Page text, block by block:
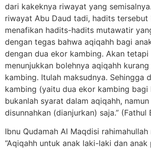
dari kakeknya riwayat yang
riwayat Abu Daud tadi, hadits tersebut
menafikan hadits-hadits mutawatir
dengan tegas bahwa aqiqahh bagi
dengan dua ekor kambing. Akan
menunjukkan bolehnya aqiqahh
kambing. Itulah maksudnya. Sehingga
kambing (yaitu dua ekor kambing bagi
bukanlah syarat dalam aqiqahh,
disunnahkan (dianjurkan) saja.” (Fathul
Ibnu Qudamah Al Maqdisi rahimahullah
“Aqiqahh untuk anak laki-laki dan anak